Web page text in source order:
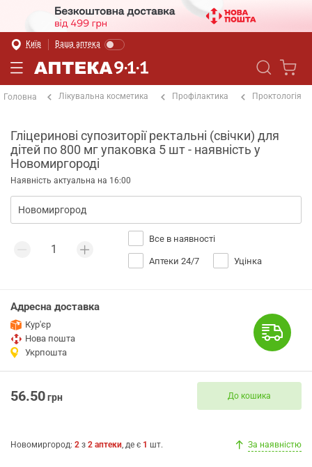
Київ Ваша аптека
Головна Лікувальна косметика Профілактика Проктологія
Гліцеринові супозиторії ректальні (свічки) для
дітей по 800 мг упаковка 5 шт - наявність у
Новомиргороді
Наявність актуальна на 16:00
Все в наявності
Аптеки 24/7 Уцінка
Адресна доставка
Кур'єр
Нова пошта
Укрпошта
56.50грн До кошика
Новомиргород: 2 з 2 аптеки, де є 1 шт. За наявністю